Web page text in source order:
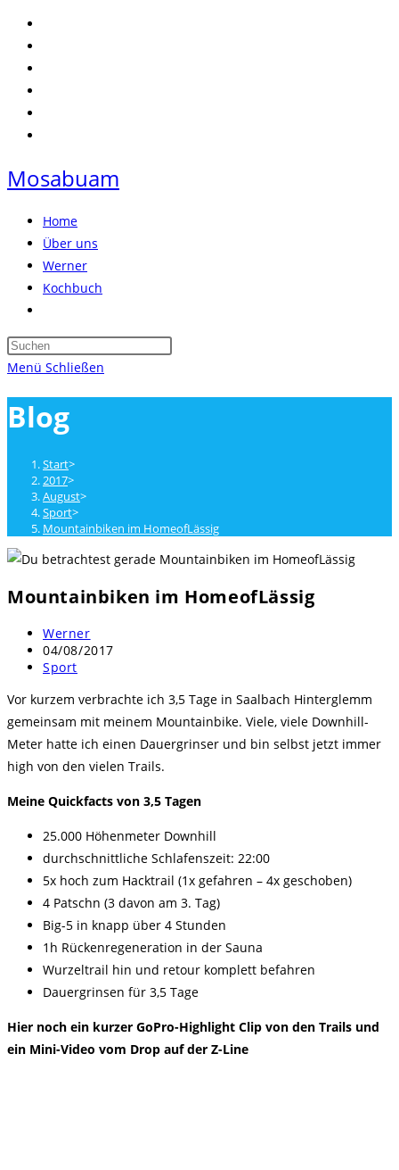
Zum
Inhalt
springen
Mosabuam
Home
Über uns
Werner
Kochbuch
umschalten
Press
Menü Schließen
Blog
Start>
2017>
August>
Sport>
Mountainbiken im HomeofLässig
Mountainbiken im HomeofLässig
Beitrags-
Autor:
Werner
Beitrag
veröffentlicht:
04/08/2017
Beitrags-
Sport
Vor kurzem verbrachte ich 3,5 Tage in Saalbach Hinterglemm
gemeinsam mit meinem Mountainbike. Viele, viele Downhill-
Meter hatte ich einen Dauergrinser und bin selbst jetzt immer
high von den vielen Trails.
Meine Quickfacts von 3,5 Tagen
25.000 Höhenmeter Downhill
durchschnittliche Schlafenszeit: 22:00
5x hoch zum Hacktrail (1x gefahren – 4x geschoben)
4 Patschn (3 davon am 3. Tag)
Big-5 in knapp über 4 Stunden
1h Rückenregeneration in der Sauna
Wurzeltrail hin und retour komplett befahren
Dauergrinsen für 3,5 Tage
Hier noch ein kurzer GoPro-Highlight Clip von den Trails und
ein Mini-Video vom Drop auf der Z-Line